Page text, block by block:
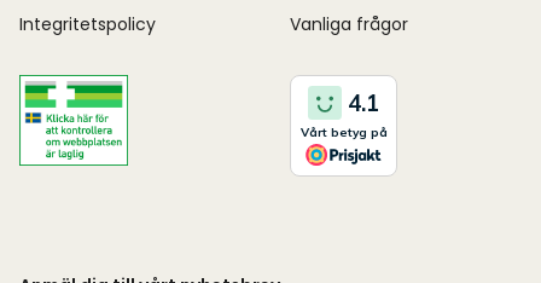
Integritetspolicy Vanliga frågor